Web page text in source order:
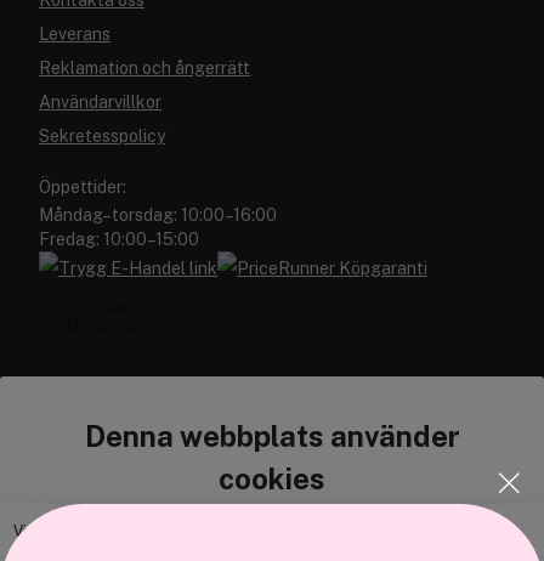
Denna webbplats använder
cookies
Vi använder enhetsidentifierare för att anpassa innehållet och
Leverans
Reklamation och ångerrätt
Användarvillkor
Sekretesspolicy
Öppettider:
Måndag–torsdag: 10:00–16:00
Fredag: 10:00–15:00
Cocopanda.se